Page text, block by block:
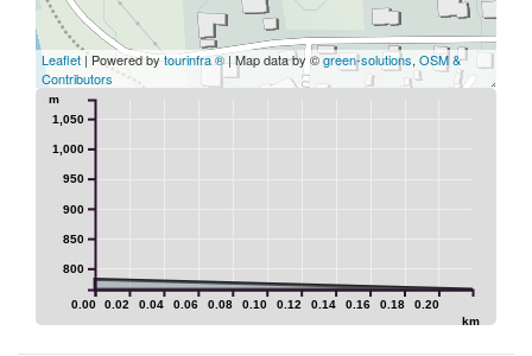
Leaflet | Powered bytourinfra ®| Map data by ©green-solutions, OSM &
Contributors
0.00 0.02 0.04 0.06 0.08 0.10 0.12 0.14 0.16 0.18 0.20
km
800
850
900
950
1,000
1,050
m